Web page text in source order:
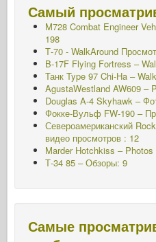
Самый
M728 Combat Engineer
198
Т-70 - WalkAround
B-17F Flying Fortress –
Танк Type 97 Chi-Ha –
AgustaWestland AW609 –
Douglas A-4 Skyhawk –
Фокке-Вульф FW-190 –
Североамериканский
видео просмотров : 12
Marder Hotchkiss –
Т-34 85 – Обзоры: 9
Самые